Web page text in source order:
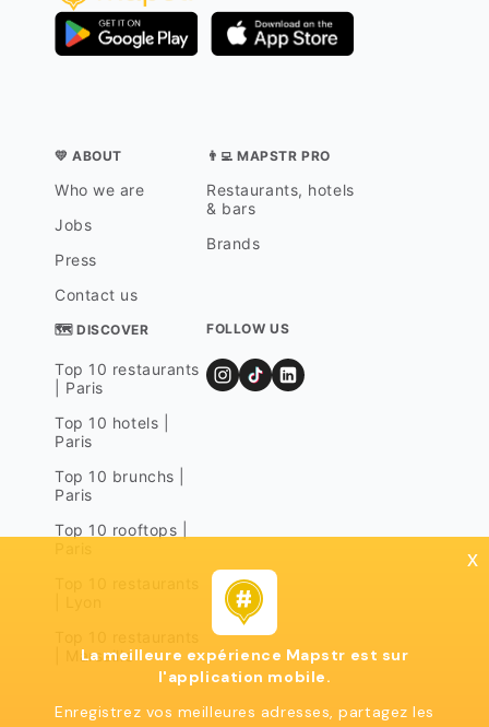
💛 ABOUT
Who we are
Jobs
Press
Contact us
👨‍💻 MAPSTR PRO
Restaurants, hotels
& bars
Brands
🗺 DISCOVER
Top 10 restaurants
| Paris
Top 10 hotels |
Paris
Top 10 brunchs |
Paris
Top 10 rooftops |
| Marseille
FOLLOW US
x
La meilleure expérience Mapstr est sur
l'application mobile.
Enregistrez vos meilleures adresses, partagez les